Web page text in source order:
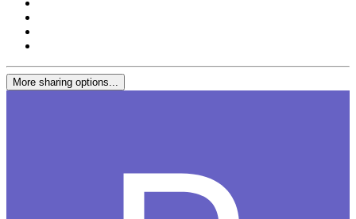
More sharing options...